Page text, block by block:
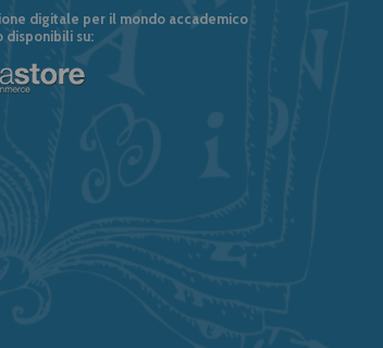
digitale per il mondo accademico
disponibili su: